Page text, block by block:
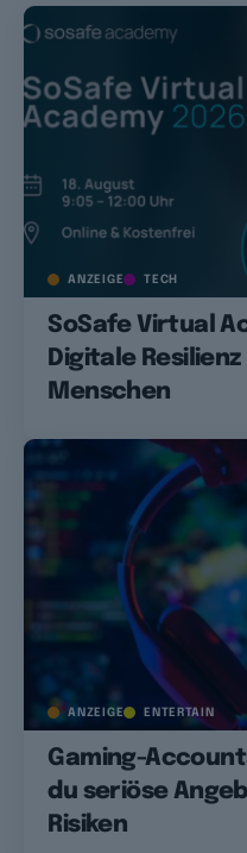
ANZEIGE TECH
SoSafe Virtual
Digitale
Menschen
ANZEIGE ENTERTAIN
Gaming-
du seriöse
Risiken